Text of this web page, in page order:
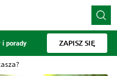
i porady ZAPISZ SIĘ